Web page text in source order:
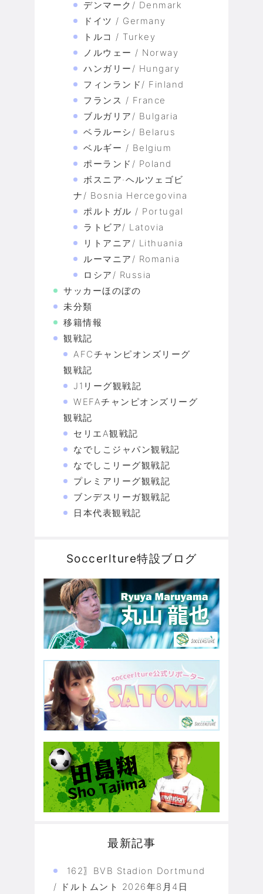
デンマーク/ Denmark
ドイツ / Germany
トルコ / Turkey
ノルウェー / Norway
ハンガリー/ Hungary
フィンランド/ Finland
フランス / France
ブルガリア/ Bulgaria
ベラルーシ/ Belarus
ベルギー / Belgium
ポーランド/ Poland
ボスニア·ヘルツェゴビ
ナ/ Bosnia Hercegovina
ポルトガル / Portugal
ラトビア/ Latovia
リトアニア/ Lithuania
ルーマニア/ Romania
ロシア/ Russia
サッカーほのぼの
未分類
移籍情報
観戦記
AFCチャンピオンズリーグ
観戦記
J1リーグ観戦記
WEFAチャンピオンズリーグ
観戦記
セリエA観戦記
なでしこジャパン観戦記
なでしこリーグ観戦記
プレミアリーグ観戦記
ブンデスリーガ観戦記
日本代表観戦記
Soccerlture特設ブログ
最新記事
162〗BVB Stadion Dortmund
/ ドルトムント 2026年8月4日